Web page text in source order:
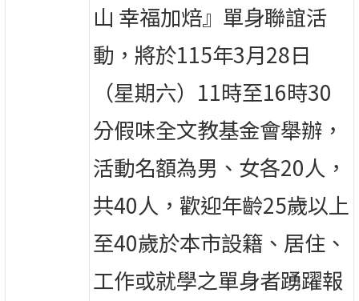
山 幸福加焙』單身聯誼活
動，將於115年3月28日
（星期六）11時至16時30
分假味全文教基金會舉辦，
活動名額為男、女各20人，
共40人，歡迎年齡25歲以上
至40歲於本市設籍、居住、
工作或就學之單身者踴躍報